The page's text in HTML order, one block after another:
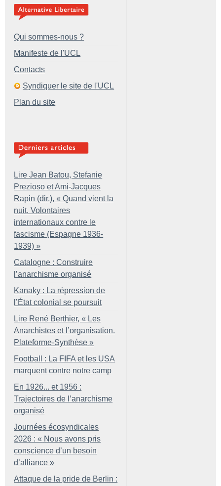
Qui sommes-nous ?
Manifeste de l'UCL
Contacts
Syndiquer le site de l'UCL
Plan du site
Lire Jean Batou, Stefanie
Prezioso et Ami-Jacques
Rapin (dir.), « Quand vient la
nuit. Volontaires
internationaux contre le
fascisme (Espagne 1936-
1939) »
Catalogne : Construire
l’anarchisme organisé
Kanaky : La répression de
l’État colonial se poursuit
Lire René Berthier, « Les
Anarchistes et l’organisation.
Plateforme-Synthèse »
Football : La FIFA et les USA
marquent contre notre camp
En 1926... et 1956 :
Trajectoires de l’anarchisme
organisé
Journées écosyndicales
2026 : « Nous avons pris
conscience d’un besoin
d’alliance »
Attaque de la pride de Berlin :